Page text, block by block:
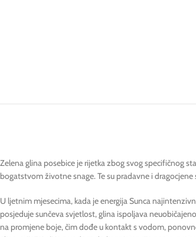
Zelena glina posebice je rijetka zbog svog specifičnog
bogatstvom životne snage. Te su pradavne i
U ljetnim mjesecima, kada je energija Sunca
posjeduje sunčeva svjetlost, glina ispoljava
na promjene boje, čim dođe u kontakt s vodom,